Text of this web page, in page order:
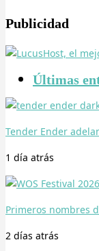
Publicidad
Últimas
Tender Ender
1 día atrás
Primeros nombres
2 días atrás